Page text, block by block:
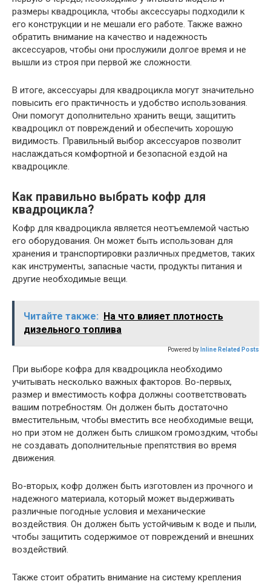
размеры квадроцикла, чтобы аксессуары подходили к
его конструкции и не мешали его работе. Также важно
обратить внимание на качество и надежность
аксессуаров, чтобы они прослужили долгое время и не
вышли из строя при первой же сложности.
В итоге, аксессуары для квадроцикла могут значительно
повысить его практичность и удобство использования.
Они помогут дополнительно хранить вещи, защитить
квадроцикл от повреждений и обеспечить хорошую
видимость. Правильный выбор аксессуаров позволит
наслаждаться комфортной и безопасной ездой на
квадроцикле.
Как правильно выбрать кофр для
квадроцикла?
Кофр для квадроцикла является неотъемлемой частью
его оборудования. Он может быть использован для
хранения и транспортировки различных предметов, таких
как инструменты, запасные части, продукты питания и
другие необходимые вещи.
Читайте также: На что влияет плотность
дизельного топлива
Powered by Inline Related Posts
При выборе кофра для квадроцикла необходимо
учитывать несколько важных факторов. Во-первых,
размер и вместимость кофра должны соответствовать
вашим потребностям. Он должен быть достаточно
вместительным, чтобы вместить все необходимые вещи,
но при этом не должен быть слишком громоздким, чтобы
не создавать дополнительные препятствия во время
движения.
Во-вторых, кофр должен быть изготовлен из прочного и
надежного материала, который может выдерживать
различные погодные условия и механические
воздействия. Он должен быть устойчивым к воде и пыли,
чтобы защитить содержимое от повреждений и внешних
воздействий.
Также стоит обратить внимание на систему крепления